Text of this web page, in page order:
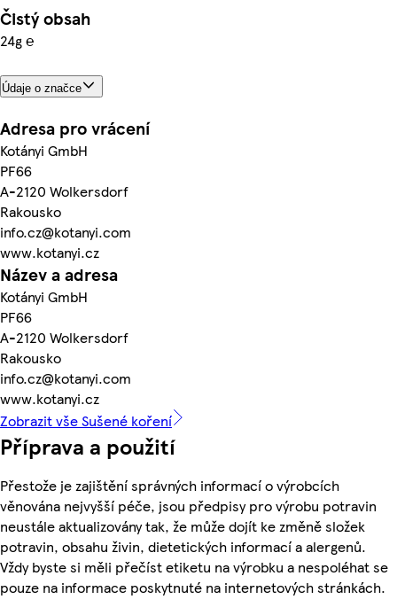
Čistý obsah
24g ℮
Údaje o značce
Adresa pro vrácení
Kotányi GmbH
PF66
A-2120 Wolkersdorf
Rakousko
info.cz@kotanyi.com
www.kotanyi.cz
Název a adresa
Kotányi GmbH
PF66
A-2120 Wolkersdorf
Rakousko
info.cz@kotanyi.com
www.kotanyi.cz
Zobrazit vše Sušené koření
Příprava a použití
Přestože je zajištění správných informací o výrobcích
věnována nejvyšší péče, jsou předpisy pro výrobu potravin
neustále aktualizovány tak, že může dojít ke změně složek
potravin, obsahu živin, dietetických informací a alergenů.
Vždy byste si měli přečíst etiketu na výrobku a nespoléhat se
pouze na informace poskytnuté na internetových stránkách.